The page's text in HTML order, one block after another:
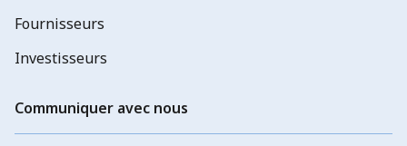
Fournisseurs
Investisseurs
Communiquer avec nous